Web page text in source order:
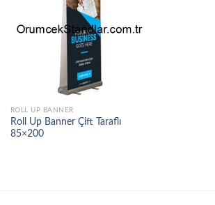
ROLL UP BANNER
Roll Up Banner Çift Taraflı
85×200